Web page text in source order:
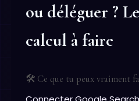
ou déléguer ?
calcul à faire
🛠️ Ce que tu peux vraiment